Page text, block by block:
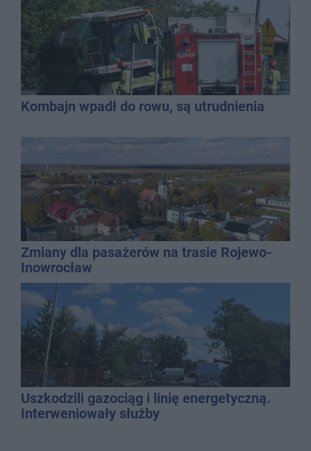
Kombajn wpadł do rowu, są utrudnienia
Zmiany dla pasażerów na trasie Rojewo-
Inowrocław
Uszkodzili gazociąg i linię energetyczną.
Interweniowały służby